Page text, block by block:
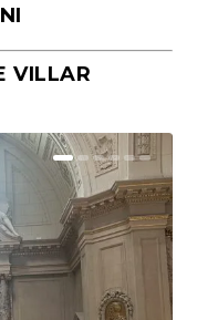
Rafael
VILLAR